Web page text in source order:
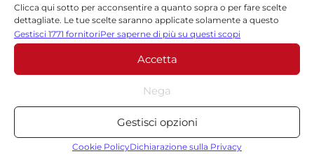
Clicca qui sotto per acconsentire a quanto sopra o per fare scelte
dettagliate. Le tue scelte saranno applicate solamente a questo
sito. È possibile modificare le impostazioni in qualsiasi momento,
compreso il ritiro del consenso, utilizzando i pulsanti della Cookie
Policy o cliccando sul pulsante di gestione del consenso nella parte
inferiore dello schermo.
Statistiche
Archiviare informazioni su dispositivo e/o accedervi, Misurare le
prestazioni degli annunci, Misurare le prestazioni dei contenuti,
Gestisci 1771 fornitoriPer saperne di più su questi scopi
Accetta
Nega
Gestisci opzioni
Cookie PolicyDichiarazione sulla Privacy
Redazione
La redazione di Quotidianodiragusa.it è composta
da giornalisti, collaboratori e professionisti
dell’informazione che ogni giorno lavorano per